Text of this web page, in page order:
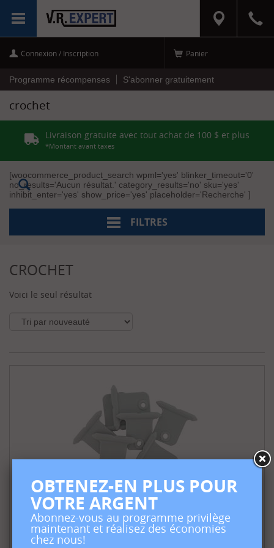
MENU
Connexion / Inscription Panier
Programme récompenses S'abonner gratuitement
crochet
Livraison gratuite avec tout achat de 100 $ et plus
*Montant avant taxes
[woocommerce_product_search wpml='yes' blinker_timeout='0'
no_results='Aucun résultat.' category_results='no' sku='yes'
inhibit_enter='yes' show_price='yes' placeholder='Recherche' ]
FILTRES
RÉINITIALISER
LES FILTRES
C
t
é
o
AUVENT-
TAPIS
(1)
e
s
CROCHET
Voici le seul résultat
Crochets Pour Auvent
OBTENEZ-EN PLUS POUR
VOTRE ARGENT
Abonnez-vous au programme privilège
maintenant et réalisez des économies
chez nous!